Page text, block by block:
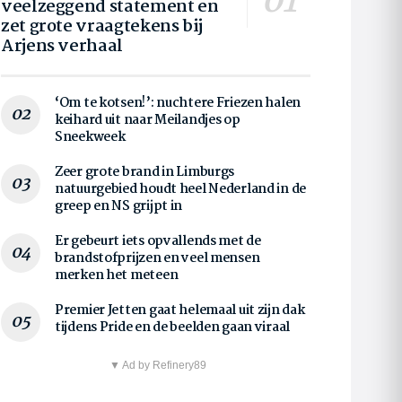
veelzeggend statement en
zet grote vraagtekens bij
Arjens verhaal
‘Om te kotsen!’: nuchtere Friezen halen
keihard uit naar Meilandjes op
Sneekweek
Zeer grote brand in Limburgs
natuurgebied houdt heel Nederland in de
greep en NS grijpt in
Er gebeurt iets opvallends met de
brandstofprijzen en veel mensen
merken het meteen
Premier Jetten gaat helemaal uit zijn dak
tijdens Pride en de beelden gaan viraal
▼ Ad by Refinery89